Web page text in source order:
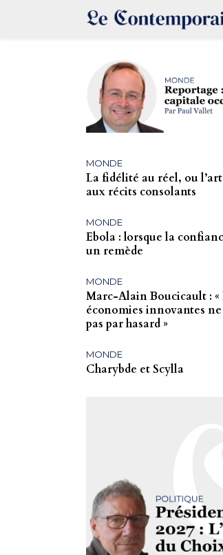
MONDE
La fidélité au réel, ou
aux récits consolants
MONDE
Ebola : lorsque la
un remède
MONDE
Marc-Alain Boucicault : «
économies innovantes
pas par hasard »
MONDE
Charybde et Scylla